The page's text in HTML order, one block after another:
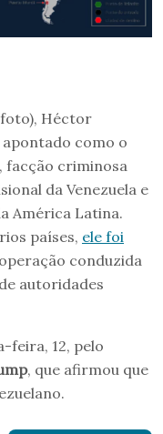
Héctor
como o
, facção criminosa
da Venezuela e
América Latina.
países, ele foi
conduzida
autoridades
feira, 12, pelo
, que afirmou que